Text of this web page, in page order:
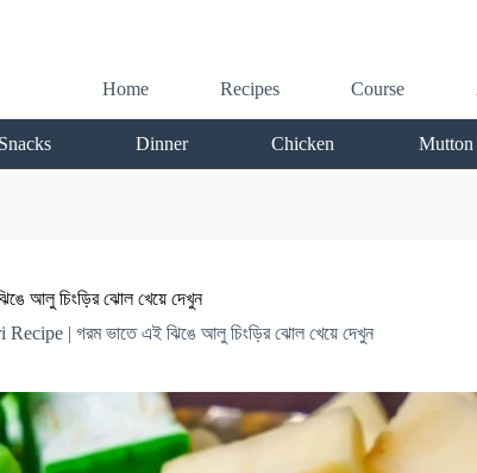
Home
Recipes Course
Snacks Dinner Chicken Mutton
আলু চিংড়ির ঝোল খেয়ে দেখুন
| গরম ভাতে এই ঝিঙে আলু চিংড়ির ঝোল খেয়ে দেখুন